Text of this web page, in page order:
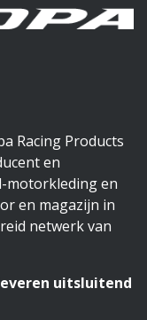
Racing Products
en
motorkleding en
en magazijn in
netwerk van
uitsluitend